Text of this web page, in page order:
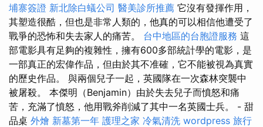
埔寨簽證 新北除白蟻公司 醫美診所推薦 它沒有發揮作用，
其塑造很酷，但也是非常人類的，他真的可以相信他遭受了
戰爭的恐怖和失去家人的痛苦。 台中地區的台胞證服務 這
部電影具有足夠的複雜性，擁有600多部統計學的電影，是
一部真正的宏偉作品，但由於其不准確，它不能被視為真實
的歷史作品。 與兩個兒子一起，英國隊在一次森林突襲中
被屠殺。 本傑明（Benjamin）由於失去兒子而憤怒和痛
苦，充滿了憤怒，他用戰斧削減了其中一名英國士兵。 - 甜
品桌 外燴 新墓第一年 護理之家 冷氣清洗 wordpress 旅行